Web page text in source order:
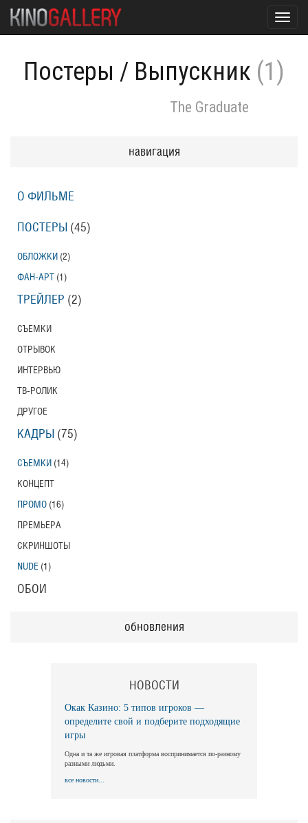
Постеры / Выпускник (1)
The Graduate
навигация
О ФИЛЬМЕ
ПОСТЕРЫ (45)
ОБЛОЖКИ (2)
ФАН-АРТ (1)
ТРЕЙЛЕР (2)
СЪЕМКИ
ОТРЫВОК
ИНТЕРВЬЮ
ТВ-РОЛИК
ДРУГОЕ
КАДРЫ (75)
СЪЕМКИ (14)
КОНЦЕПТ
ПРОМО (16)
ПРЕМЬЕРА
СКРИНШОТЫ
NUDE (1)
ОБОИ
обновления
НОВОСТИ
Окак Казино: 5 типов игроков —
определите свой и подберите подходящие
игры
Одна и та же игровая платформа воспринимается по-разному
разными людьми.
все новости...